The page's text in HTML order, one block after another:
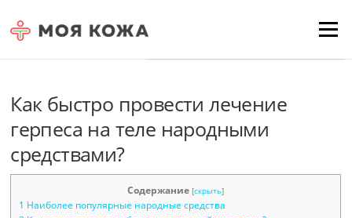
Menu
Как быстро провести лечение
герпеса на теле народными
средствами?
Содержание [скрыть]
1 Наиболее популярные народные средства
Для любых предложений по